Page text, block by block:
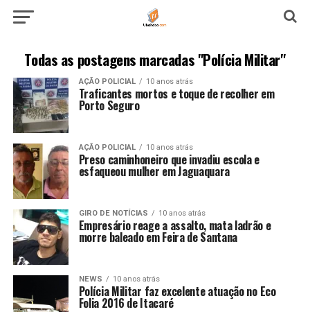
Todas as postagens marcadas "Polícia Militar"
AÇÃO POLICIAL 10 anos atrás
Traficantes mortos e toque de recolher em
Porto Seguro
AÇÃO POLICIAL 10 anos atrás
Preso caminhoneiro que invadiu escola e
esfaqueou mulher em Jaguaquara
GIRO DE NOTÍCIAS 10 anos atrás
Empresário reage a assalto, mata ladrão e
morre baleado em Feira de Santana
NEWS 10 anos atrás
Polícia Militar faz excelente atuação no Eco
Folia 2016 de Itacaré